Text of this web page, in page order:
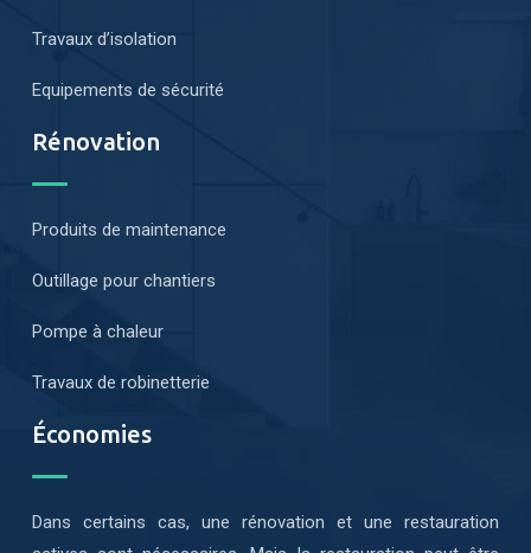
Travaux d’isolation
Equipements de sécurité
Rénovation
Produits de maintenance
Outillage pour chantiers
Pompe à chaleur
Travaux de robinetterie
Économies
Dans certains cas, une rénovation et une restauration